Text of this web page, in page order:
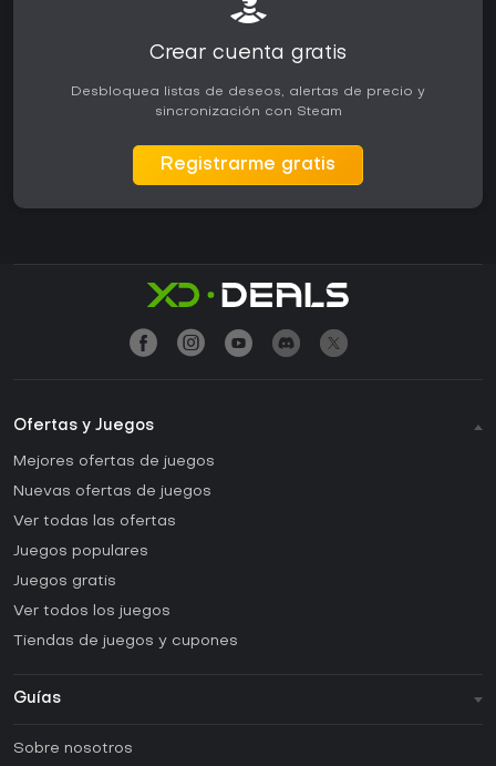
Crear cuenta gratis
Desbloquea listas de deseos, alertas de precio y
sincronización con Steam
Registrarme gratis
Ofertas y Juegos
Mejores ofertas de juegos
Nuevas ofertas de juegos
Ver todas las ofertas
Juegos populares
Juegos gratis
Ver todos los juegos
Tiendas de juegos y cupones
Guías
Sobre nosotros